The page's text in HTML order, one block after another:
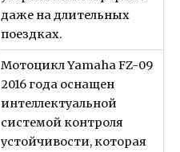
даже на длительных
поездках.
Мотоцикл Yamaha FZ-09
2016 года оснащен
интеллектуальной
системой контроля
устойчивости, которая